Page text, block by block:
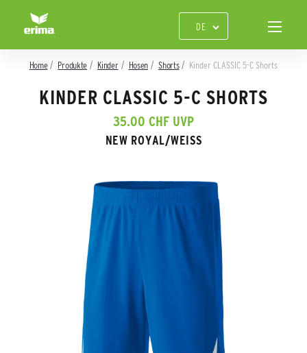
Home Produkte Kinder Hosen Shorts Kinder CLASSIC 5-C Shorts
KINDER CLASSIC 5-C SHORTS
35.00 CHF UVP
NEW ROYAL/WEISS